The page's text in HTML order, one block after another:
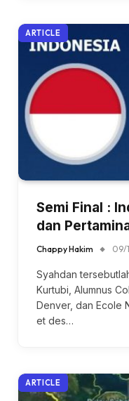
ARTICLE
Semi Final :
dan
Chappy Hakim 09/
Syahdan
Kurtubi, Alumnus
Denver, dan Ecole
et des…
ARTICLE